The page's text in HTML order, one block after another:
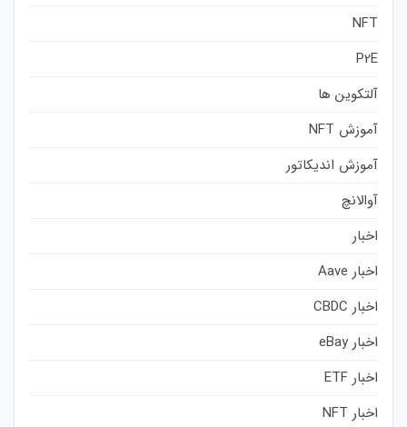
NFT
P2E
آلتکوین ها
آموزش NFT
آموزش اندیکاتور
آوالانچ
اخبار
اخبار Aave
اخبار CBDC
اخبار eBay
اخبار ETF
اخبار NFT